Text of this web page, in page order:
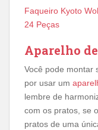
Faqueiro Kyoto
24 Peças
Aparelho
Você pode montar
por usar um
lembre de
com os pratos, se
pratos de uma